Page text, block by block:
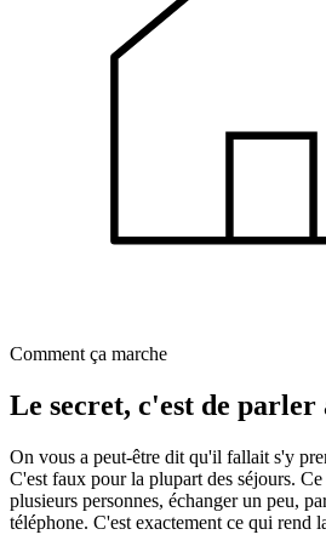
Comment ça marche
Le secret, c'est de parler
On vous a peut-être dit qu'il fallait s'y
C'est faux pour la plupart des séjours.
plusieurs personnes, échanger un peu,
téléphone. C'est exactement ce qui rend